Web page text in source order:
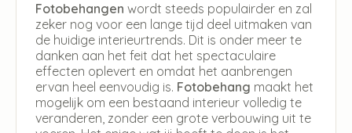
Fotobehangen wordt steeds populairder en zal
zeker nog voor een lange tijd deel uitmaken van
de huidige interieurtrends. Dit is onder meer te
danken aan het feit dat het spectaculaire
effecten oplevert en omdat het aanbrengen
ervan heel eenvoudig is. Fotobehang maakt het
mogelijk om een bestaand interieur volledig te
veranderen, zonder een grote verbouwing uit te